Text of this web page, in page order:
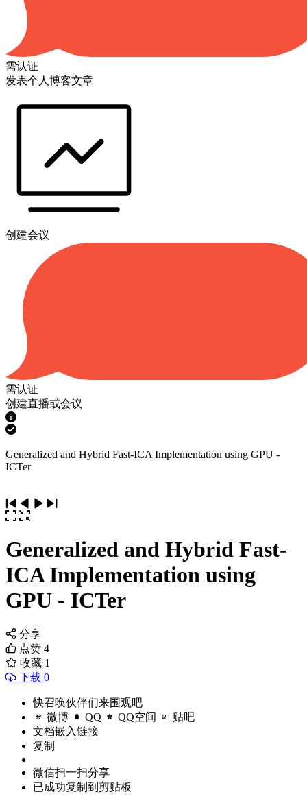
需认证
发表个人博客文章
创建会议
需认证
创建直播或会议
Generalized and Hybrid Fast-ICA Implementation using GPU -
ICTer
Generalized and Hybrid Fast-
ICA Implementation using
GPU - ICTer
分享
点赞 4
收藏 1
下载 0
快召唤伙伴们来围观吧
微博 QQ QQ空间 贴吧
文档嵌入链接
复制
微信扫一扫分享
已成功复制到剪贴板